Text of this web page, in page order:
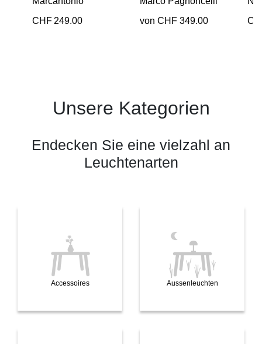
CHF 249.00
von CHF 349.00
Unsere Kategorien
Endecken Sie eine vielzahl an
Leuchtenarten
Accessoires Aussenleuchten